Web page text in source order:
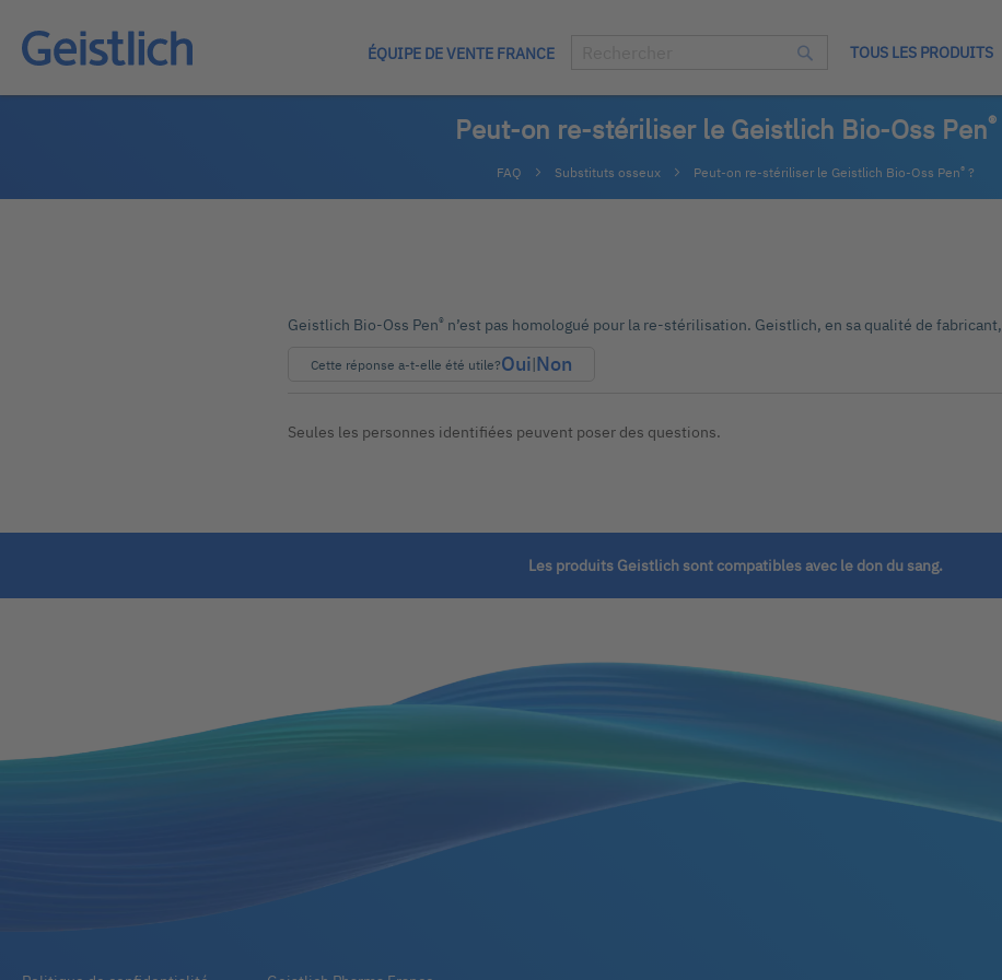
ÉQUIPE DE VENTE FRANCE
TOUS LES PRODUITS
Peut-on re-stériliser le Geistlich Bio-Oss Pen®
FAQ Substituts osseux Peut-on re-stériliser le Geistlich Bio-Oss Pen®?
Geistlich Bio-Oss Pen® n’est pas homologué pour la re-stérilisation. Geistlich, en sa qualité de
Cette réponse a-t-elle été utile?Oui|Non
Seules les personnes identifiées peuvent poser des questions.
Les produits Geistlich sont compatibles avec le don du sang.